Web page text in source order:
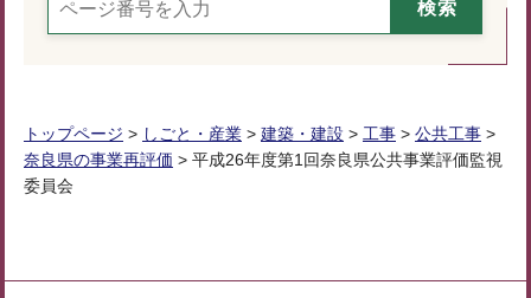
トップページ > しごと・産業 > 建築・建設 > 工事 > 公共工事 >
奈良県の事業再評価 > 平成26年度第1回奈良県公共事業評価監視
委員会